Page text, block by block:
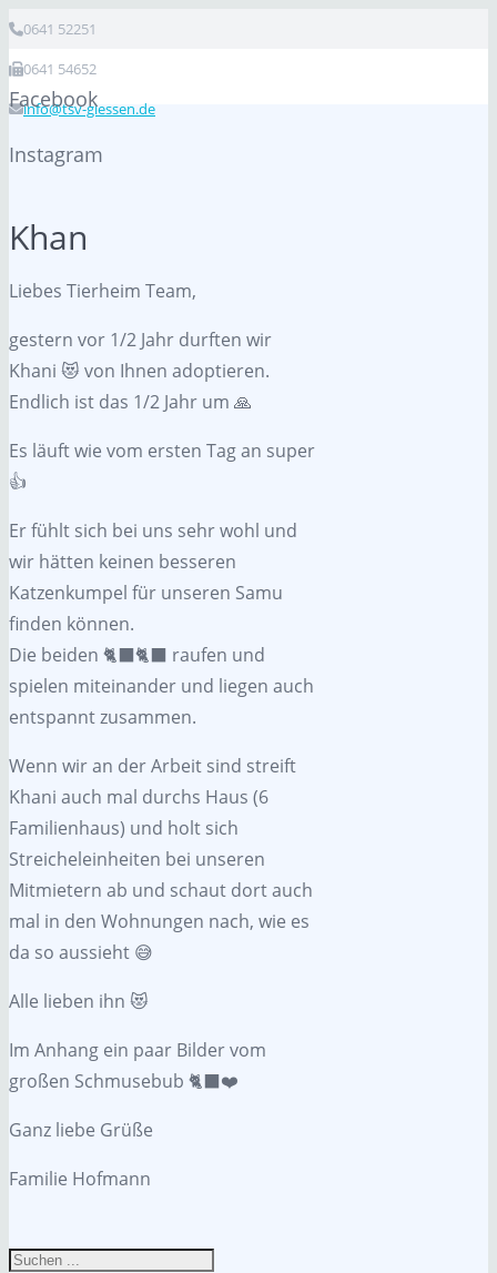
0641 52251
0641 54652
info@tsv-giessen.de
Facebook
Instagram
Khan
Liebes Tierheim Team,
gestern vor 1/2 Jahr durften wir
Khani 😻 von Ihnen adoptieren.
Endlich ist das 1/2 Jahr um 🙏
Es läuft wie vom ersten Tag an super
👍
Er fühlt sich bei uns sehr wohl und
wir hätten keinen besseren
Katzenkumpel für unseren Samu
finden können.
Die beiden 🐈‍⬛🐈‍⬛ raufen und
spielen miteinander und liegen auch
entspannt zusammen.
Wenn wir an der Arbeit sind streift
Khani auch mal durchs Haus (6
Familienhaus) und holt sich
Streicheleinheiten bei unseren
Mitmietern ab und schaut dort auch
mal in den Wohnungen nach, wie es
da so aussieht 😅
Alle lieben ihn 😻
Im Anhang ein paar Bilder vom
großen Schmusebub 🐈‍⬛❤️
Ganz liebe Grüße
Familie Hofmann